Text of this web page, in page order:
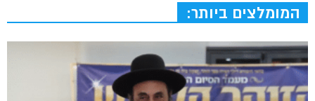
המומלצים ביותר: